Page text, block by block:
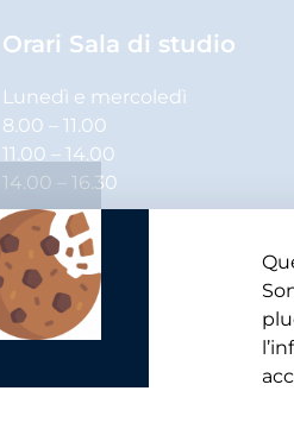
Orari Sala di studio
Lunedì e mercoledì
8.00 – 11.00
11.00 – 14.00
14.00 – 16.30
Martedì, giovedì e venerdì
8.00 – 11.00
11.00 – 14.00